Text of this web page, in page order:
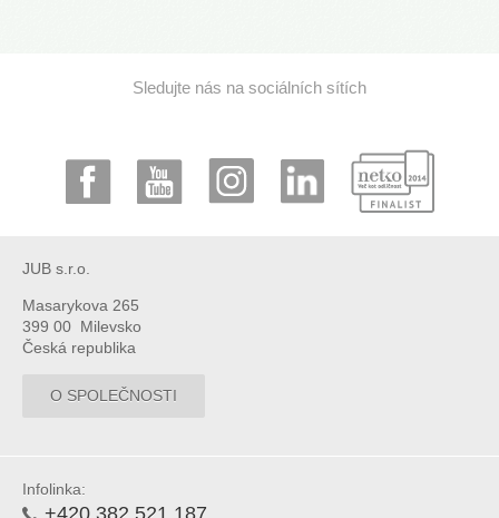
Sledujte nás na sociálních sítích
JUB s.r.o.
Masarykova 265
399 00 Milevsko
Česká republika
O SPOLEČNOSTI
Infolinka:
+420 382 521 187